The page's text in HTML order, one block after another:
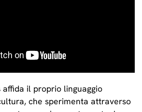
affida il proprio linguaggio
che sperimenta attraverso